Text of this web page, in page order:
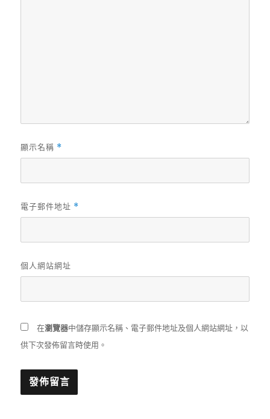
顯示名稱 *
電子郵件地址 *
個人網站網址
在瀏覽器中儲存顯示名稱、電子郵件地址及個人網站網址，以
供下次發佈留言時使用。